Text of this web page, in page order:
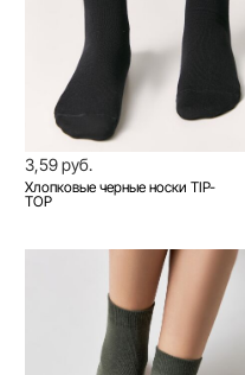
3,59 руб.
Хлопковые черные носки TIP-
TOP